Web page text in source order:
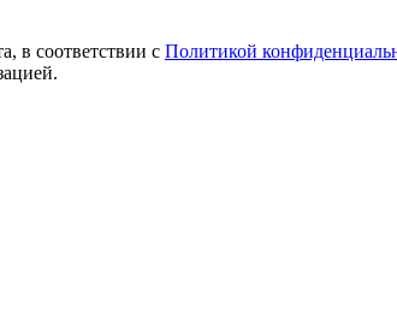
в соответствии с Политикой